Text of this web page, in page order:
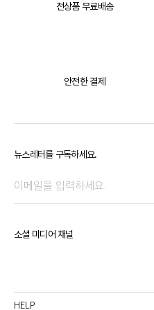
전상품 무료배송
안전한 결제
뉴스레터를 구독하세요.
소셜 미디어 채널
HELP